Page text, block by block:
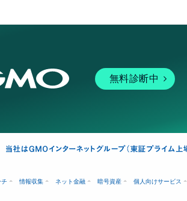
無料診断中
チ 情報収集 ネット金融 暗号資産 個人向けサービス